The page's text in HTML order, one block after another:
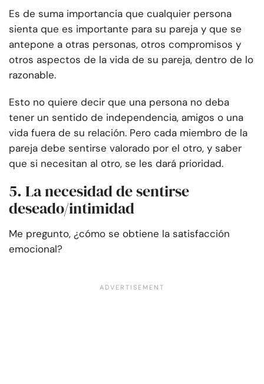
Es de suma importancia que cualquier persona
sienta que es importante para su pareja y que se
antepone a otras personas, otros compromisos y
otros aspectos de la vida de su pareja, dentro de lo
razonable.
Esto no quiere decir que una persona no deba
tener un sentido de independencia, amigos o una
vida fuera de su relación. Pero cada miembro de la
pareja debe sentirse valorado por el otro, y saber
que si necesitan al otro, se les dará prioridad.
5. La necesidad de sentirse
deseado/intimidad
Me pregunto, ¿cómo se obtiene la satisfacción
emocional?